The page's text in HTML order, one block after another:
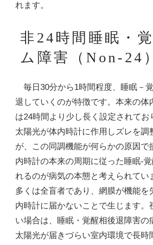
れます。
非24時間睡眠・
ム障害（Non-24）
毎日30分から1時間程度、睡眠－
退していくのが特徴です。本来の体
は24時間より少し長く設定されてお
太陽光が体内時計に作用しズレを調
が、この同調機能が何らかの原因で
内時計の本来の周期に従った睡眠-
れるのが病気の本態と考えられてい
多くは全盲者であり、網膜が機能を
内時計に届かないことで生じます。
い場合は、睡眠・覚醒相後退障害の
太陽光が届きづらい室内環境で長時